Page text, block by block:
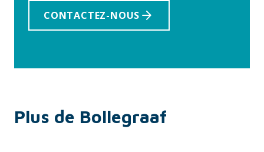
CONTACTEZ-NOUS
Plus de Bollegraaf